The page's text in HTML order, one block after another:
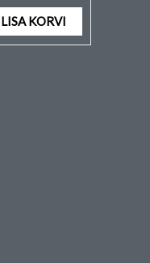
LISA KORVI